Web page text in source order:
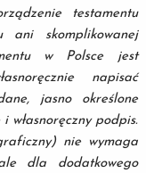
testamentu
ani skomplikowanej
w Polsce jest
napisać
jasno określone
własnoręczny podpis.
nie wymaga
dla dodatkowego